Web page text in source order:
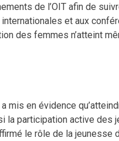
de l’OIT afin de
et aux
des femmes n’atteint
mis en évidence
participation active des
le rôle de la jeunesse